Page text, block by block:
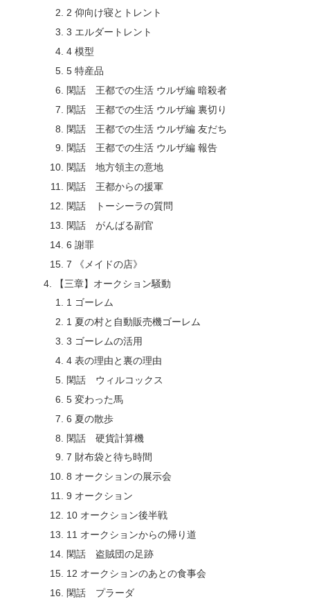
2 仰向け寝とトレント
3 エルダートレント
4 模型
5 特産品
閑話 王都での生活 ウルザ編 暗殺者
閑話 王都での生活 ウルザ編 裏切り
閑話 王都での生活 ウルザ編 友だち
閑話 王都での生活 ウルザ編 報告
閑話 地方領主の意地
閑話 王都からの援軍
閑話 トーシーラの質問
閑話 がんばる副官
6 謝罪
7 《メイドの店》
【三章】オークション騒動
1 ゴーレム
1 夏の村と自動販売機ゴーレム
3 ゴーレムの活用
4 表の理由と裏の理由
閑話 ウィルコックス
5 変わった馬
6 夏の散歩
閑話 硬貨計算機
7 財布袋と待ち時間
8 オークションの展示会
9 オークション
10 オークション後半戦
11 オークションからの帰り道
閑話 盗賊団の足跡
12 オークションのあとの食事会
閑話 プラーダ